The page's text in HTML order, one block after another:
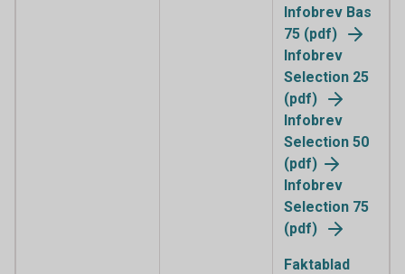
Infobrev Bas
75 (pdf)
Infobrev
Selection 25
(pdf)
Infobrev
Selection 50
(pdf)
Infobrev
Selection 75
(pdf)
Faktablad